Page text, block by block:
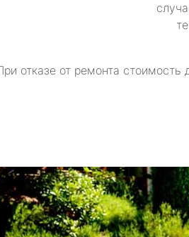
отказе от ремонта стоимость